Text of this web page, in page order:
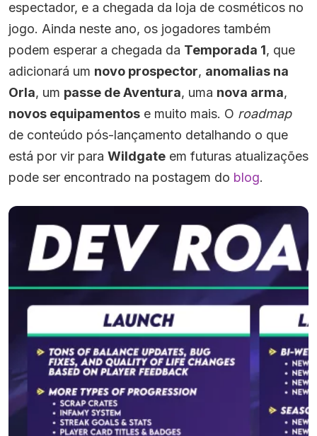
espectador, e a chegada da loja de cosméticos no
jogo. Ainda neste ano, os jogadores também
podem esperar a chegada da Temporada 1, que
adicionará um novo prospector, anomalias na
Orla, um passe de Aventura, uma nova arma,
novos equipamentos e muito mais. O roadmap
de conteúdo pós-lançamento detalhando o que
está por vir para Wildgate em futuras atualizações
pode ser encontrado na postagem do blog.